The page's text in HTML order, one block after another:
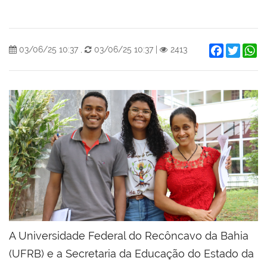
03/06/25 10:37 , 03/06/25 10:37 2413 Facebook
Twitter
A Universidade Federal do Recôncavo da Bahia
(UFRB) e a Secretaria da Educação do Estado da